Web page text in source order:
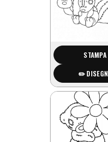
STAMPA
✏️